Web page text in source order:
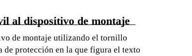
al dispositivo de montaje
de montaje utilizando el tornillo
protección en la que figura el texto